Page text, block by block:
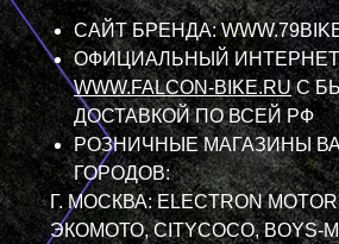
Электромотоцикл FALCON
модернизированным
поколения с увеличенной
000 Вт.
Инновационная
электромотоцикла 72V 35Ah
длительной интенсивной езды
взрослым, так и
.
САЙТ БРЕНДА:
ОФИЦИАЛЬНЫЙ
WWW.FALCON-BIKE.RUС
ДОСТАВКОЙ ПО ВСЕЙ РФ
РОЗНИЧНЫЕ МАГАЗИНЫ
ГОРОДОВ:
Г. МОСКВА: ELECTRON
ЭКОМОТО, CITYCOCO, BOYS-